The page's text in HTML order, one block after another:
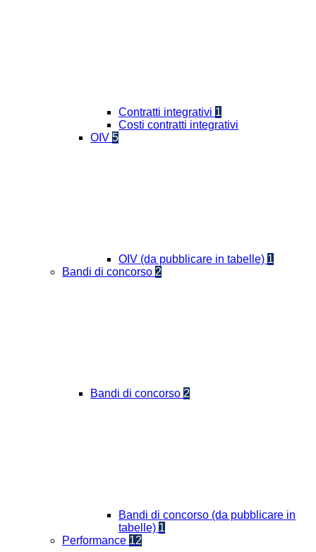
Contratti integrativi 1
Costi contratti integrativi
OIV 5
OIV (da pubblicare in tabelle) 1
Bandi di concorso 2
Bandi di concorso 2
Bandi di concorso (da pubblicare in
tabelle) 1
Performance 12